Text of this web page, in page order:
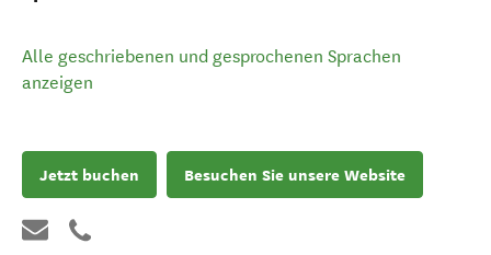
Alle geschriebenen und gesprochenen Sprachen
anzeigen
Jetzt buchen Besuchen Sie unsere Website